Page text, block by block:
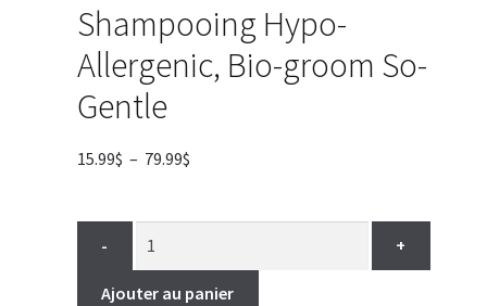
Shampooing Hypo-
Allergenic, Bio-groom So-
Gentle
15.99$ – 79.99$Plage
à
79.99$
- +
Ajouter au panier